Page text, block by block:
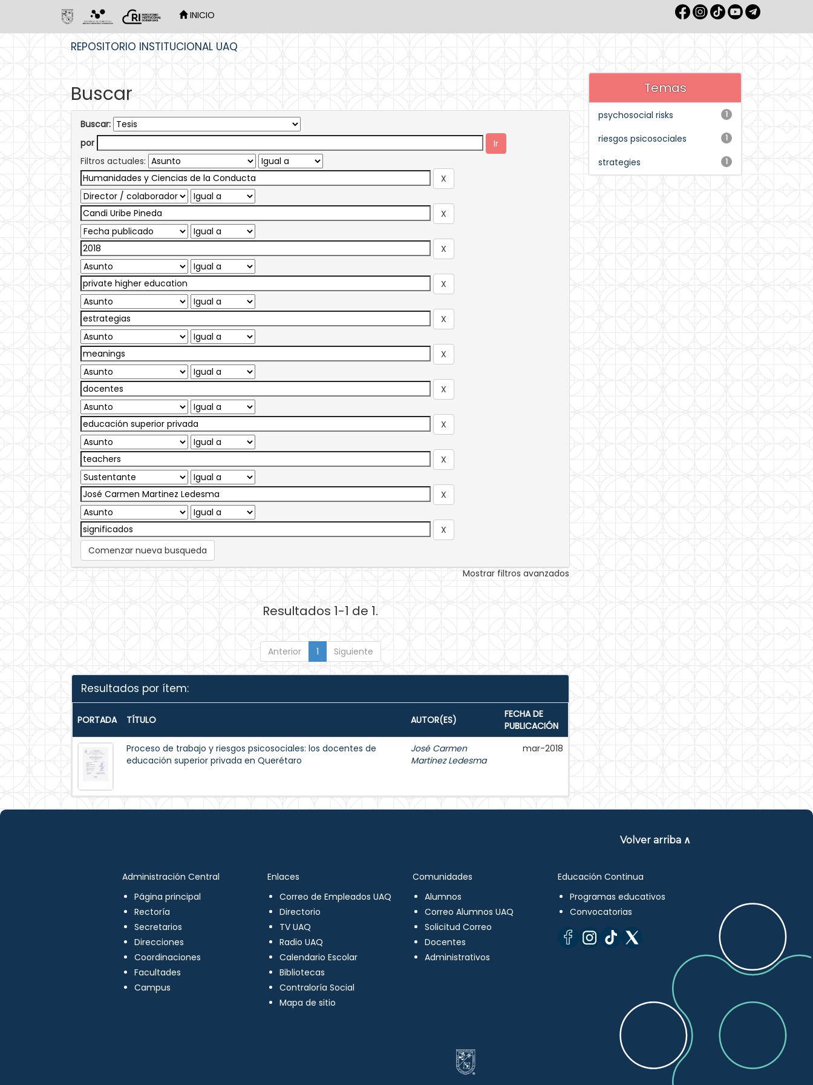
INICIO
REPOSITORIO INSTITUCIONAL UAQ
Buscar
Buscar:
por
Filtros actuales:
Comenzar nueva busqueda
Mostrar filtros avanzados
Resultados 1-1 de 1.
Anterior 1 Siguiente
Resultados por ítem:
PORTADA TÍTULO AUTOR(ES)
FECHA DE
PUBLICACIÓN
Proceso de trabajo y riesgos psicosociales: los docentes de
educación superior privada en Querétaro
José Carmen
Martinez Ledesma
mar-2018
Temas
1
psychosocial risks
1
riesgos psicosociales
1
strategies
Volver arriba ∧
Administración Central
Página principal
Rectoría
Secretarios
Direcciones
Coordinaciones
Facultades
Campus
Enlaces
Correo de Empleados UAQ
Directorio
TV UAQ
Radio UAQ
Calendario Escolar
Bibliotecas
Contraloría Social
Mapa de sitio
Comunidades
Alumnos
Correo Alumnos UAQ
Solicitud Correo
Docentes
Administrativos
Educación Continua
Programas educativos
Convocatorias